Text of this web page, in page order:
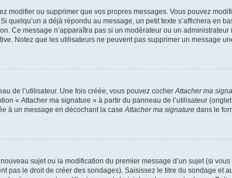
modifier ou supprimer que vos propres messages. Vous pouvez
quelqu’un a déjà répondu au message, un petit texte s’affichera en
Ce message n’apparaîtra pas si un modérateur ou un
Notez que les utilisateurs ne peuvent pas supprimer un message
de l’utilisateur. Une fois créée, vous pouvez cocherAttacher ma
« Attacher ma signature » à partir du panneau de l’utilisateur (onglet
à un message en décochant la caseAttacher ma signature dans le
sujet ou la modification du premier message d’un sujet (si
pas le droit de créer des sondages). Saisissez le titre du sondage et